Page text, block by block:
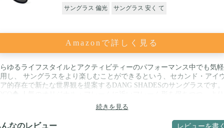
サングラス 偏光 サングラス 安く て
Amazonで詳しく見る
ゆるライフスタイルとアクティビティーのパフォーマンス中でも気
し、 サングラスをより楽しむことができるという、セカンド・アイ
的存在で新たな世界観を提案するDANG SHADESのサングラスです
プな印象を与えるフロントフレーム。様々なシーンでもフィットする
ル幅が魅力。 / 【DANG SHADES】 プロ・スノーボーダーとして活躍
ているChris Beresford（クリス・ ベレスフォード）が2008年にアメリ
続きを見る
なのレビュー レビューを書く